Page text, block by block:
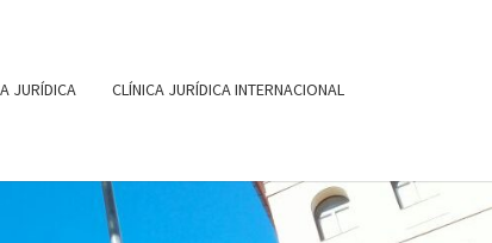
JURÍDICA CLÍNICA JURÍDICA INTERNACIONAL